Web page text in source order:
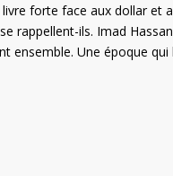
forte face aux dollar et
rappellent-ils. Imad
ensemble. Une époque